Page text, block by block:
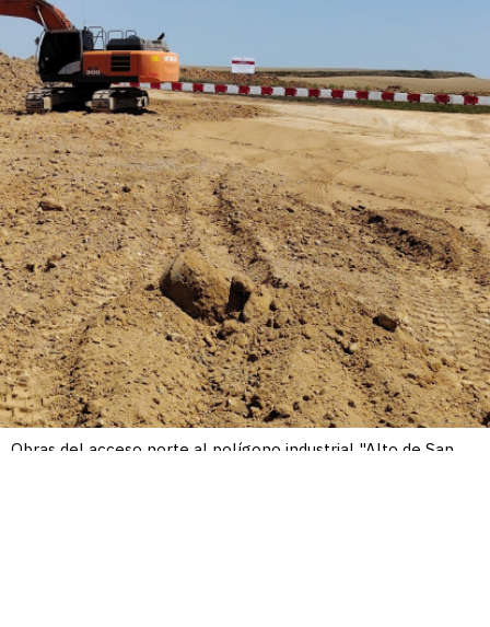
Obras del acceso norte al polígono industrial "Alto de San